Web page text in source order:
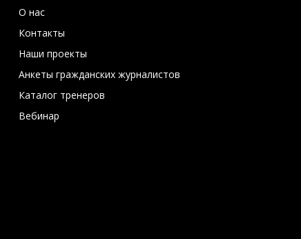
О нас
Контакты
Наши проекты
Анкеты гражданских журналистов
Каталог тренеров
Вебинар